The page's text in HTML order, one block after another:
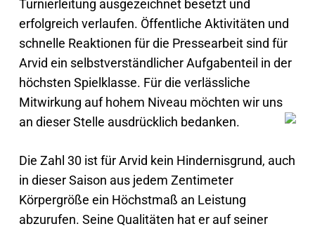
Turnierleitung ausgezeichnet besetzt und
erfolgreich verlaufen. Öffentliche Aktivitäten und
schnelle Reaktionen für die Pressearbeit sind für
Arvid ein selbstverständlicher Aufgabenteil in der
höchsten Spielklasse. Für die verlässliche
Mitwirkung auf hohem Niveau möchten wir uns
an dieser Stelle ausdrücklich bedanken.
Die Zahl 30 ist für Arvid kein Hindernisgrund, auch
in dieser Saison aus jedem Zentimeter
Körpergröße ein Höchstmaß an Leistung
abzurufen. Seine Qualitäten hat er auf seiner